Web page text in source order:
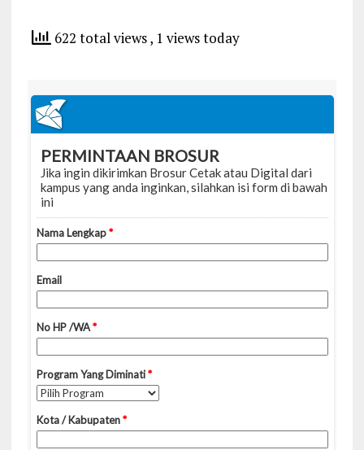
622 total views, 1 views today